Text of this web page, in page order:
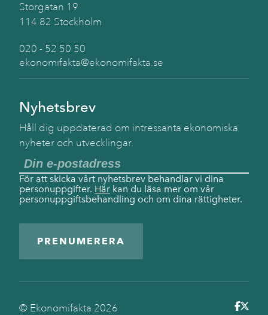
Storgatan 19
114 82 Stockholm
020 - 52 50 50
ekonomifakta@ekonomifakta.se
Nyhetsbrev
Håll dig uppdaterad om intressanta ekonomiska
nyheter och utvecklingar.
För att skicka vårt nyhetsbrev behandlar vi dina
personuppgifter. Här kan du läsa mer om vår
personuppgiftsbehandling och om dina rättigheter.
PRENUMERERA
© Ekonomifakta 2026